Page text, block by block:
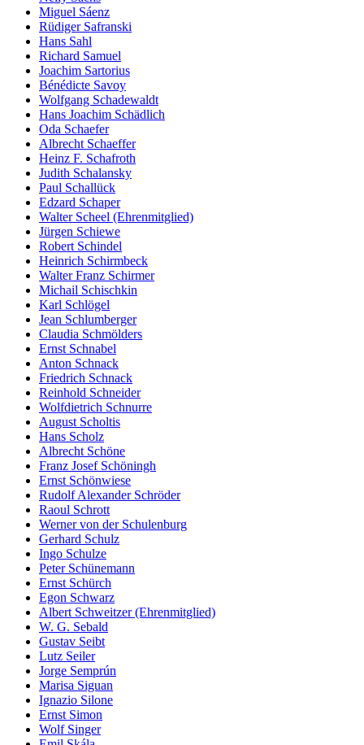
Miguel Sáenz
Rüdiger Safranski
Hans Sahl
Richard Samuel
Joachim Sartorius
Bénédicte Savoy
Wolfgang Schadewaldt
Hans Joachim Schädlich
Oda Schaefer
Albrecht Schaeffer
Heinz F. Schafroth
Judith Schalansky
Paul Schallück
Edzard Schaper
Walter Scheel (Ehrenmitglied)
Jürgen Schiewe
Robert Schindel
Heinrich Schirmbeck
Walter Franz Schirmer
Michail Schischkin
Karl Schlögel
Jean Schlumberger
Claudia Schmölders
Ernst Schnabel
Anton Schnack
Friedrich Schnack
Reinhold Schneider
Wolfdietrich Schnurre
August Scholtis
Hans Scholz
Albrecht Schöne
Franz Josef Schöningh
Ernst Schönwiese
Rudolf Alexander Schröder
Raoul Schrott
Werner von der Schulenburg
Gerhard Schulz
Ingo Schulze
Peter Schünemann
Ernst Schürch
Egon Schwarz
Albert Schweitzer (Ehrenmitglied)
W. G. Sebald
Gustav Seibt
Lutz Seiler
Jorge Semprún
Marisa Siguan
Ignazio Silone
Ernst Simon
Wolf Singer